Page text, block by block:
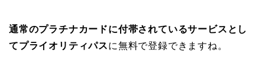
通常のプラチナカードに付帯されているサービスとし
てプライオリティパスに無料で登録できますね。